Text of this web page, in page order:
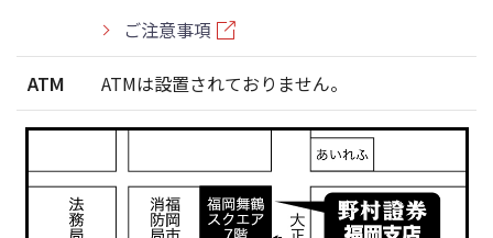
ご注意事項
ATM ATMは設置されておりません。